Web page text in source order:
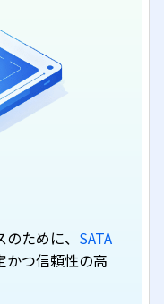
ために、 SATA
かつ信頼性の高